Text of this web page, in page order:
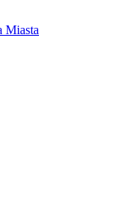
Miasta